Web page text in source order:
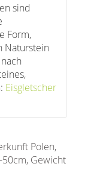
sind
Form,
Naturstein
Eisgletscher
Polen,
Gewicht